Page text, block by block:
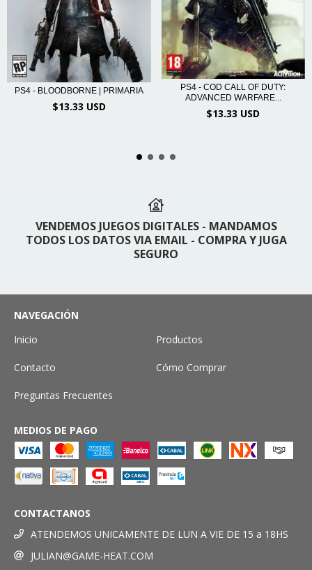
PS4 - BLOODBORNE | PRIMARIA
$13.33 USD
PS4 - COD CALL OF DUTY:
ADVANCED WARFARE...
$13.33 USD
VENDEMOS JUEGOS DIGITALES - MANDAMOS
TODOS LOS DATOS VIA EMAIL - COMPRA Y JUGA
SEGURO
NAVEGACIÓN
Inicio
Productos
Contacto Cómo Comprar
Preguntas Frecuentes
MEDIOS DE PAGO
CONTACTANOS
ATENDEMOS UNICAMENTE DE LUN A VIE DE 15 a 18HS
JULIAN@GAME-HEAT.COM